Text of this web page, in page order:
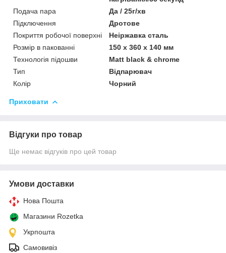
Подача пара
Да / 25г/хв
Підключення
Дротове
Покриття робочої поверхні
Неіржавка сталь
Розмір в пакованні
150 х 360 х 140 мм
Технологія підошви
Matt black & chrome
Тип
Відпарювач
Колір
Чорний
Приховати
Відгуки про товар
Ще немає відгуків про цей товар
Умови доставки
Нова Пошта
Магазини Rozetka
Укрпошта
Самовивіз